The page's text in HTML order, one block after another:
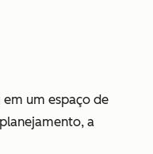
um espaço de
a